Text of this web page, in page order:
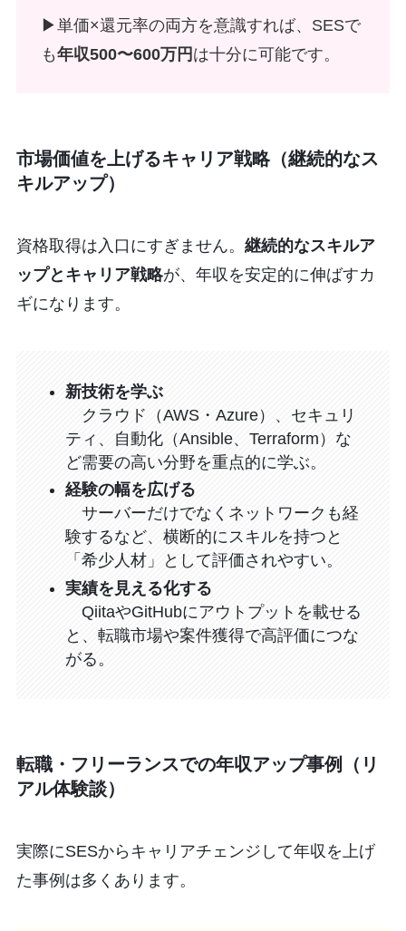
▶︎単価×還元率の両方を意識すれば、SESで
も年収500〜600万円 は十分に可能です。
市場価値を上げるキャリア戦略（継続的なス
キルアップ）
資格取得は入口にすぎません。 継続的なスキルア
ップとキャリア戦略が、年収を安定的に伸ばすカ
ギになります。
新技術を学ぶ
クラウド（AWS・Azure）、セキュリ
ティ、自動化（Ansible、Terraform）な
ど需要の高い分野を重点的に学ぶ。
経験の幅を広げる
サーバーだけでなくネットワークも経
験するなど、横断的にスキルを持つと
「希少人材」として評価されやすい。
実績を見える化する
QiitaやGitHubにアウトプットを載せる
と、転職市場や案件獲得で高評価につな
がる。
転職・フリーランスでの年収アップ事例（リ
アル体験談）
実際にSESからキャリアチェンジして年収を上げ
た事例は多くあります。